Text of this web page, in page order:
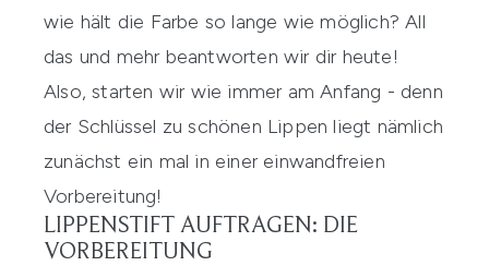
wie hält die Farbe so lange wie möglich? All
das und mehr beantworten wir dir heute!
Also, starten wir wie immer am Anfang - denn
der Schlüssel zu schönen Lippen liegt nämlich
zunächst ein mal in einer einwandfreien
Vorbereitung!
LIPPENSTIFT AUFTRAGEN: DIE
VORBEREITUNG